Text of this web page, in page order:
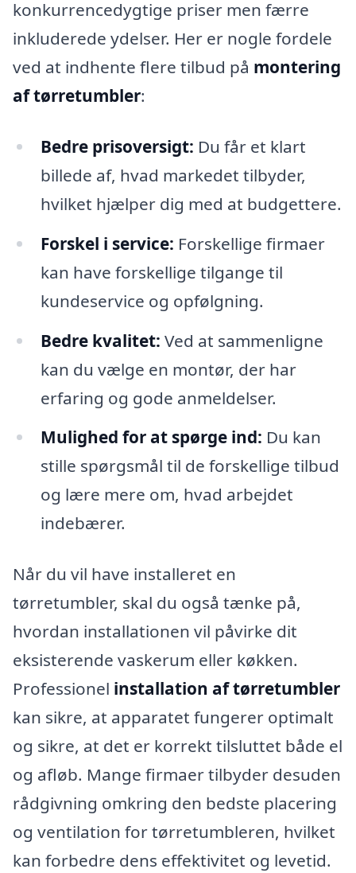
konkurrencedygtige priser men færre
inkluderede ydelser. Her er nogle fordele
ved at indhente flere tilbud på montering
af tørretumbler:
Bedre prisoversigt: Du får et klart
billede af, hvad markedet tilbyder,
hvilket hjælper dig med at budgettere.
Forskel i service: Forskellige firmaer
kan have forskellige tilgange til
kundeservice og opfølgning.
Bedre kvalitet: Ved at sammenligne
kan du vælge en montør, der har
erfaring og gode anmeldelser.
Mulighed for at spørge ind: Du kan
stille spørgsmål til de forskellige tilbud
og lære mere om, hvad arbejdet
indebærer.
Når du vil have installeret en
tørretumbler, skal du også tænke på,
hvordan installationen vil påvirke dit
eksisterende vaskerum eller køkken.
Professionel installation af tørretumbler
kan sikre, at apparatet fungerer optimalt
og sikre, at det er korrekt tilsluttet både el
og afløb. Mange firmaer tilbyder desuden
rådgivning omkring den bedste placering
og ventilation for tørretumbleren, hvilket
kan forbedre dens effektivitet og levetid.